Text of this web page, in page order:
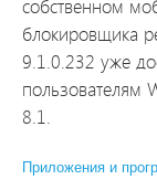
собственном
блокировщика
9.1.0.232 уже
пользователям
8.1.
Приложения и